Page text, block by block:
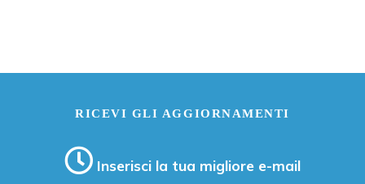
RICEVI GLI AGGIORNAMENTI
Inserisci la tua migliore e-mail